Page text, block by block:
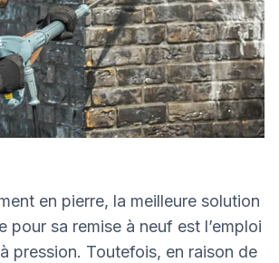
en pierre, la meilleure solution
pour sa remise à neuf est l’emploi
pression. Toutefois, en raison de